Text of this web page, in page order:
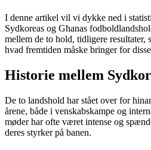
I denne artikel vil vi dykke ned i
Sydkoreas og Ghanas
mellem de to hold, tidligere resultater,
hvad fremtiden måske bringer for
Historie mellem
De to landshold har stået over for
årene, både i venskabskampe og
møder har ofte været intense og
deres styrker på banen.